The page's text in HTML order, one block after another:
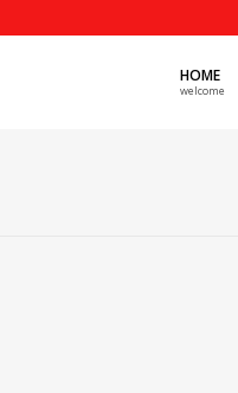
HOME
welcome